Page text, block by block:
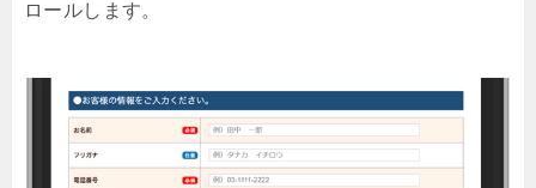
ロールします。